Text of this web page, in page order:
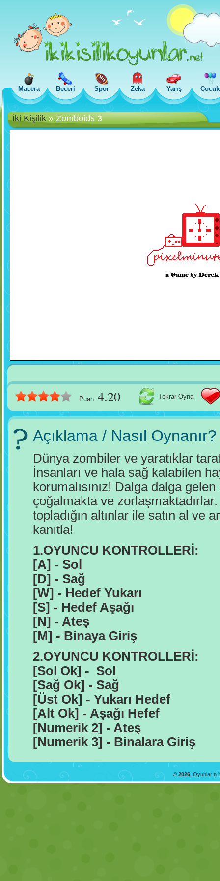
Macera Beceri Spor Zeka Yarış Çocuk
İki Kişilik»Zomboids 3
Puan: 4.20 Tekrar Oyna
Açıklama / Nasıl Oynanır?
Dünya zombiler ve yaratıklar
İnsanları ve hala sağ kalabilen
korumalısınız! Dalga dalga
çoğalmakta ve
topladığın altınlar ile satın al ve
kanıtla!
1.OYUNCU KONTROLLERİ:
[A] - Sol
[D] - Sağ
[W] - Hedef Yukarı
[S] - Hedef Aşağı
[N] - Ateş
[M] - Binaya Giriş
2.OYUNCU KONTROLLERİ:
[Sol Ok] - Sol
[Sağ Ok] - Sağ
[Üst Ok] - Yukarı Hedef
[Alt Ok] - Aşağı Hefef
[Numerik 2] - Ateş
[Numerik 3] - Binalara Giriş
© 2026 .